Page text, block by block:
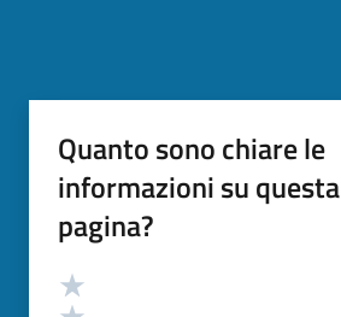
Quanto sono chiare le
informazioni su questa
pagina?
Valutazione